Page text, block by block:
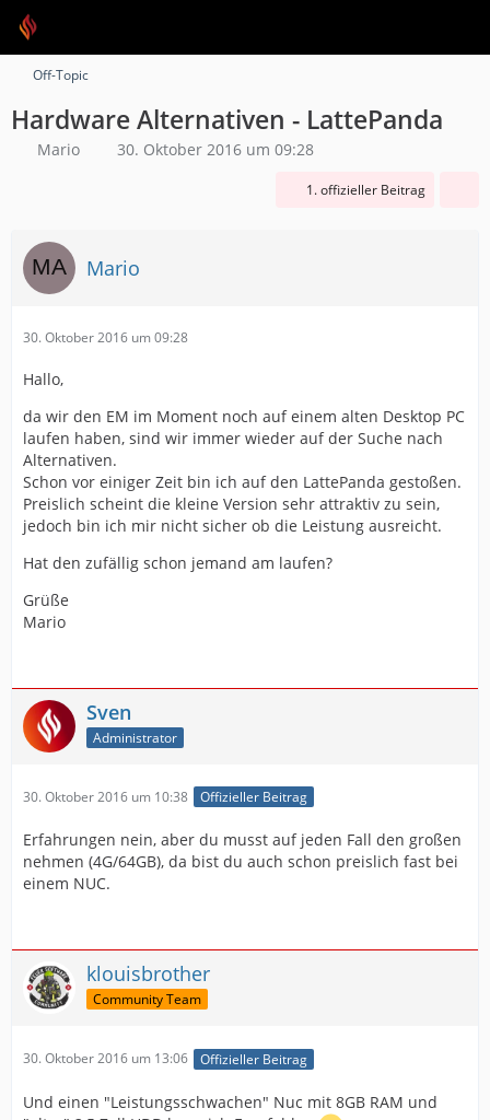
Off-Topic
Hardware Alternativen - LattePanda
Mario 30. Oktober 2016 um 09:28
1. offizieller Beitrag
Mario
30. Oktober 2016 um 09:28
Hallo,
da wir den EM im Moment noch auf einem alten Desktop PC
laufen haben, sind wir immer wieder auf der Suche nach
Alternativen.
Schon vor einiger Zeit bin ich auf den LattePanda gestoßen.
Preislich scheint die kleine Version sehr attraktiv zu sein,
jedoch bin ich mir nicht sicher ob die Leistung ausreicht.
Hat den zufällig schon jemand am laufen?
Grüße
Mario
Sven
Administrator
30. Oktober 2016 um 10:38 Offizieller Beitrag
Erfahrungen nein, aber du musst auf jeden Fall den großen
nehmen (4G/64GB), da bist du auch schon preislich fast bei
einem NUC.
klouisbrother
Community Team
30. Oktober 2016 um 13:06 Offizieller Beitrag
Und einen "Leistungsschwachen" Nuc mit 8GB RAM und